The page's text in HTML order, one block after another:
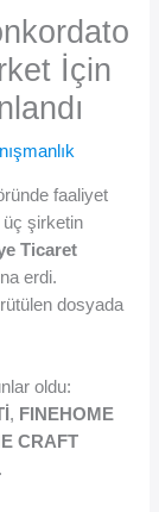
İçin
faaliyet
üç şirketin
Ticaret
erdi.
dosyada
oldu:
, FINEHOME
CRAFT
.